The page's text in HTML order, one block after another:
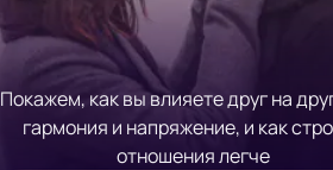
Покажем, как вы влияете друг на
гармония и напряжение, и как
отношения легче